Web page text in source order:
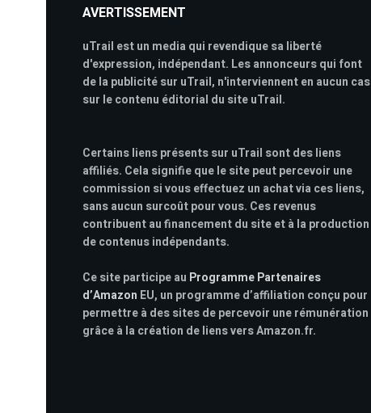
AVERTISSEMENT
uTrail est un media qui revendique sa liberté
d'expression, indépendant. Les annonceurs qui font
de la publicité sur uTrail, n'interviennent en aucun cas
sur le contenu éditorial du site uTrail.
Certains liens présents sur uTrail sont des liens
affiliés. Cela signifie que le site peut percevoir une
commission si vous effectuez un achat via ces liens,
sans aucun surcoût pour vous. Ces revenus
contribuent au financement du site et à la production
de contenus indépendants.
Ce site participe au Programme Partenaires
d’Amazon EU, un programme d’affiliation conçu pour
permettre à des sites de percevoir une rémunération
grâce à la création de liens vers Amazon.fr.